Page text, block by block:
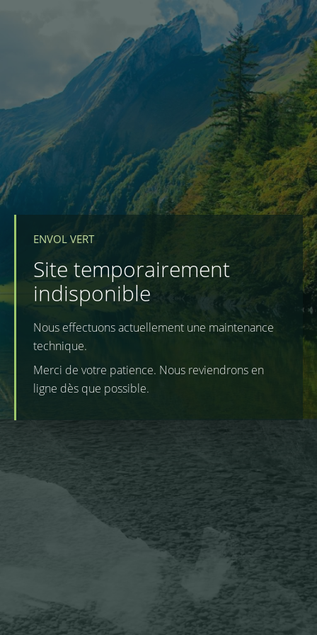
ENVOL VERT
Site temporairement
indisponible
Nous effectuons actuellement une maintenance
technique.
Merci de votre patience. Nous reviendrons en
ligne dès que possible.